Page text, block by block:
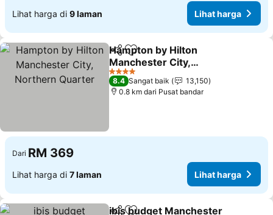
Lihat harga di 9 laman Lihat harga
KongsiTambah ke favorit
Hampton by Hilton
Manchester City,
Northern Quarter
Lihat harga
4 Bintang
8.4 Sangat baik
13,150
0.8 km dari Pusat bandar
Dari RM 369
Lihat harga di 7 laman Lihat harga
ibis budget Manchester